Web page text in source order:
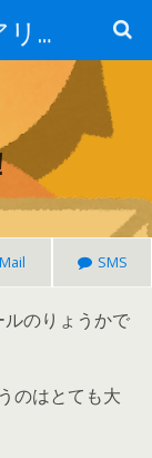
仙台チャットレディアリュール
Mail SMS
のりょうかで
のはとても大